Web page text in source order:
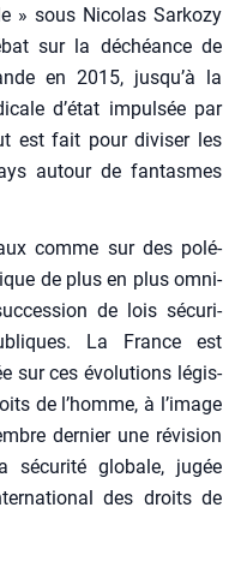
» sous Nico­las Sar­ko­zy
sur la déchéance de
en 2015, jusqu’à la
d’état impul­sée par
est fait pour divi­ser les
autour de fan­tasmes
comme sur des polé­
de plus en plus omni­
de lois sécu­ri­
La France est
sur ces évo­lu­tions légis­
de l’homme, à l’image
der­nier une révi­sion
glo­bale, jugée
des droits de